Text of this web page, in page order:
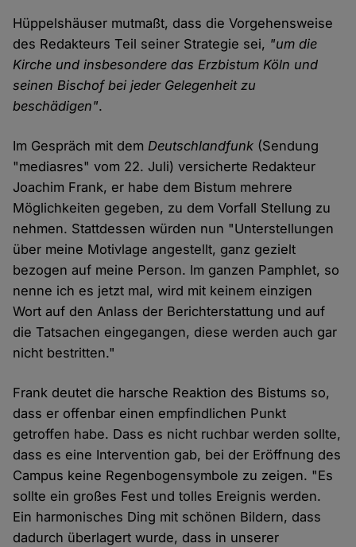
Hüppelshäuser mutmaßt, dass die Vorgehensweise
des Redakteurs Teil seiner Strategie sei, "um die
Kirche und insbesondere das Erzbistum Köln und
seinen Bischof bei jeder Gelegenheit zu
beschädigen".
Im Gespräch mit demDeutschlandfunk (Sendung
"mediasres" vom 22. Juli) versicherte Redakteur
Joachim Frank, er habe dem Bistum mehrere
Möglichkeiten gegeben, zu dem Vorfall Stellung zu
nehmen. Stattdessen würden nun "Unterstellungen
über meine Motivlage angestellt, ganz gezielt
bezogen auf meine Person. Im ganzen Pamphlet, so
nenne ich es jetzt mal, wird mit keinem einzigen
Wort auf den Anlass der Berichterstattung und auf
die Tatsachen eingegangen, diese werden auch gar
nicht bestritten."
Frank deutet die harsche Reaktion des Bistums so,
dass er offenbar einen empfindlichen Punkt
getroffen habe. Dass es nicht ruchbar werden sollte,
dass es eine Intervention gab, bei der Eröffnung des
Campus keine Regenbogensymbole zu zeigen. "Es
sollte ein großes Fest und tolles Ereignis werden.
Ein harmonisches Ding mit schönen Bildern, dass
dadurch überlagert wurde, dass in unserer